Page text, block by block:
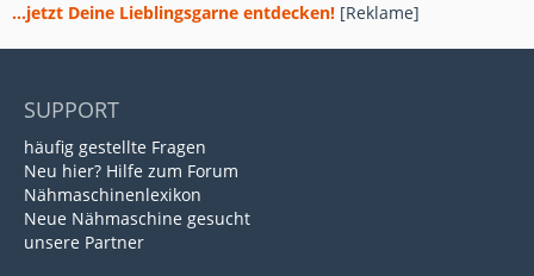
...jetzt Deine Lieblingsgarne entdecken! [Reklame]
SUPPORT
häufig gestellte Fragen
Neu hier? Hilfe zum Forum
Nähmaschinenlexikon
Neue Nähmaschine gesucht
unsere Partner